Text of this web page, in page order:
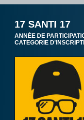
17 SANTI 17
ANNÈE DE
CATEGORIE